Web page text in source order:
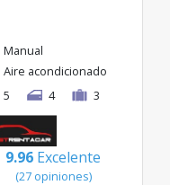
Manual
Aire acondicionado
5
4 3
9.96 Excelente
(27 opiniones)